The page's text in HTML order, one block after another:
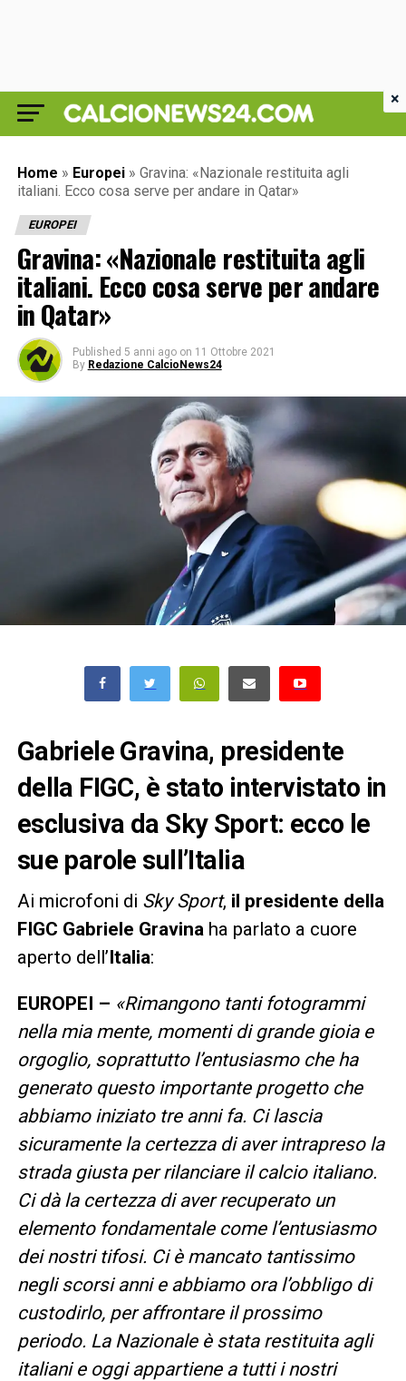
Home » Europei » Gravina: «Nazionale restituita agli
italiani. Ecco cosa serve per andare in Qatar»
EUROPEI
Gravina: «Nazionale restituita agli
italiani. Ecco cosa serve per andare
in Qatar»
Published 5 anni ago on 11 Ottobre 2021
By Redazione CalcioNews24
Gabriele Gravina, presidente
della FIGC, è stato intervistato in
esclusiva da Sky Sport: ecco le
sue parole sull’Italia
Ai microfoni di Sky Sport, il presidente della
FIGC Gabriele Gravina ha parlato a cuore
aperto dell’Italia:
EUROPEI – «Rimangono tanti fotogrammi
nella mia mente, momenti di grande gioia e
orgoglio, soprattutto l’entusiasmo che ha
generato questo importante progetto che
abbiamo iniziato tre anni fa. Ci lascia
sicuramente la certezza di aver intrapreso la
strada giusta per rilanciare il calcio italiano.
Ci dà la certezza di aver recuperato un
elemento fondamentale come l’entusiasmo
dei nostri tifosi. Ci è mancato tantissimo
negli scorsi anni e abbiamo ora l’obbligo di
custodirlo, per affrontare il prossimo
periodo. La Nazionale è stata restituita agli
italiani e oggi appartiene a tutti i nostri
×